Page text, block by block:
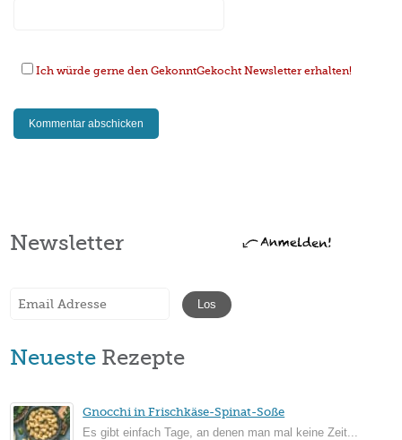
Ich würde gerne den GekonntGekocht Newsletter erhalten!
Newsletter
Neueste Rezepte
Gnocchi in Frischkäse-Spinat-Soße
Es gibt einfach Tage, an denen man mal keine Zeit...